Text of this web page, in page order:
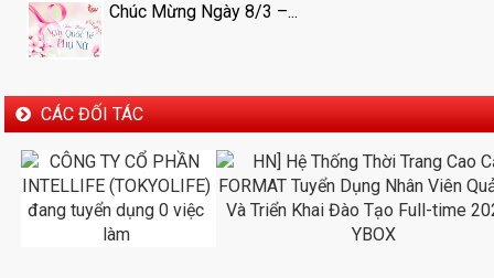
Chúc Mừng Ngày 8/3 –...
CÁC ĐỐI TÁC